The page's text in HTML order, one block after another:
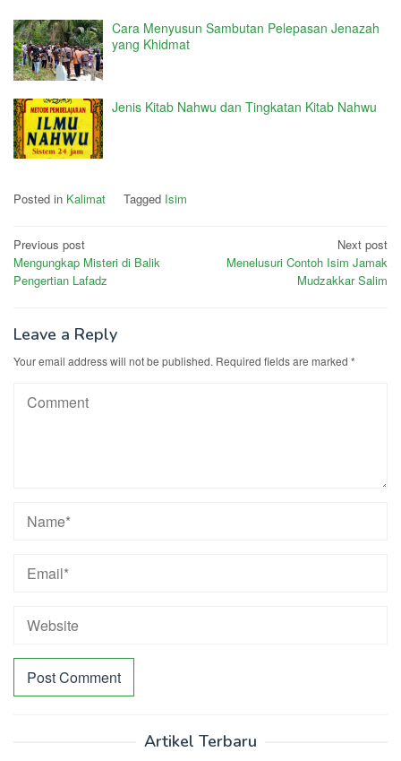
Cara Menyusun Sambutan Pelepasan Jenazah
yang Khidmat
Jenis Kitab Nahwu dan Tingkatan Kitab Nahwu
Posted in Kalimat Tagged Isim
Post
navigation
Previous post
Mengungkap Misteri di Balik
Pengertian Lafadz
Next post
Menelusuri Contoh Isim Jamak
Mudzakkar Salim
Leave a Reply
Your email address will not be published. Required fields are marked *
Artikel Terbaru